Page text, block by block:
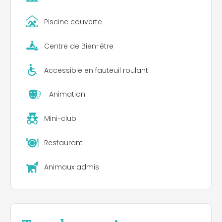
Pierre Attelée). Saint-Brevin est même le point de
départ idéal pour explorer la Bretagne sud. Partez
en excursion sur les rives de la Loire, le zoo de Port
de Nantes, les marais salants de Guérande. À
Mer, Le Croisic et La Turballe, où vous pourrez
goûter à la fameuse fleur de sel de Guérande.
Piscine couverte
Centre de Bien-être
Accessible en fauteuil roulant
Animation
Mini-club
Restaurant
Animaux admis